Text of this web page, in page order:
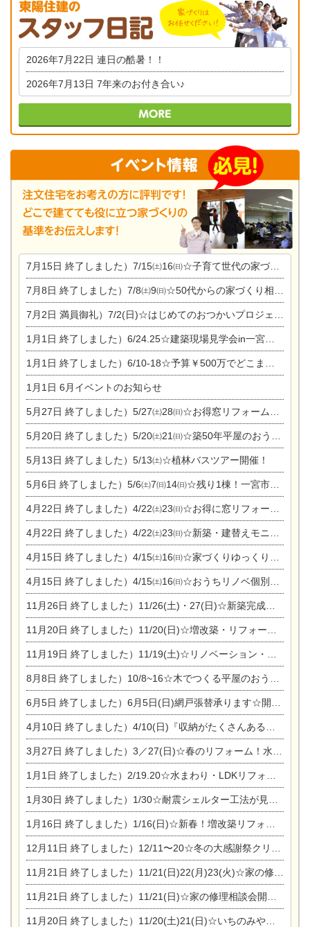
2026年7月22日 連日の酷暑！！
2026年7月13日 7年来のお付き合い♪
7月15日 終了しました）7/15㈯16㈰☆子育て世代の家づくり相談会
7月8日 終了しました）7/8㈯9㈰☆50代からの家づくり相談会
7月2日 満員御礼）7/2(日)☆はじめてのおつかいプロジェクト
1月1日 終了しました）6/24.25☆建築現場見学会in一宮市木曽川町
1月1日 終了しました）6/10-18☆予算￥500万でどこまでできるの？リフォーム相談会
1月1日 6月イベントのお知らせ
5月27日 終了しました）5/27㈯28㈰☆お得窓リフォーム個別相談会
5月20日 終了しました）5/20㈯21㈰☆築50年平屋のおうちリノベーション完成見学会
5月13日 終了しました）5/13㈯☆植林バスツアー開催！
5月6日 終了しました）5/6㈯7㈰14㈰☆残り1棟！一宮市限定モニター募集相談会(新築・建替え)
4月22日 終了しました）4/22㈯23㈰☆お得に窓リフォーム個別相談会
4月22日 終了しました）4/22㈯23㈰☆新築・建替えモニター募集個別相談会
4月15日 終了しました）4/15㈯16㈰☆家づくりゆっくりじっくり個別相談会
4月15日 終了しました）4/15㈯16㈰☆おうちリノベ個別相談会
11月26日 終了しました）11/26(土)・27(日)☆新築完成見学会 in一宮市あずら
11月20日 終了しました）11/20(日)☆増改築・リフォームまつり＆秋の味覚まつり＆芸術祭
11月19日 終了しました）11/19(土)☆リノベーション・家の修理まつり＆増改築・リフォームまつりin扶桑ゴルフ
8月8日 終了しました）10/8~16☆木でつくる平屋のおうちのつくり方【完全予約制】
6月5日 終了しました）6月5日(日)網戸張替承ります☆開催！
4月10日 終了しました）4/10(日)『収納がたくさんあるおうち現場見学会』
3月27日 終了しました）3／27(日)☆春のリフォーム！水まわりLDKリフォーム相談会&今がチャンス！エアコン相談会
1月1日 終了しました）2/19.20☆水まわり・LDKリフォーム相談会＆エアコン相談会
1月30日 終了しました）1/30☆耐震シェルター工法が見れる完成見学会
1月16日 終了しました）1/16(日)☆新春！増改築リフォーム&家の修理まつり
12月11日 終了しました）12/11〜20☆冬の大感謝祭クリスマス相談会開催
11月21日 終了しました）11/21(日)22(月)23(火)☆家の修理まつり＆増改築リフォーム相談会
11月21日 終了しました）11/21(日)☆家の修理相談会開催 in 扶桑オークビレッジ
11月20日 終了しました）11/20(土)21(日)☆いちのみや逸品市に出店します【ひのきのバラ販売】